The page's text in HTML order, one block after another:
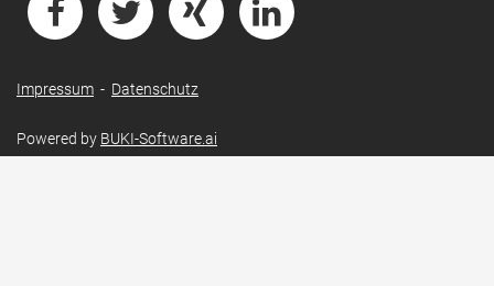
Impressum - Datenschutz
Powered by BUKI-Software.ai